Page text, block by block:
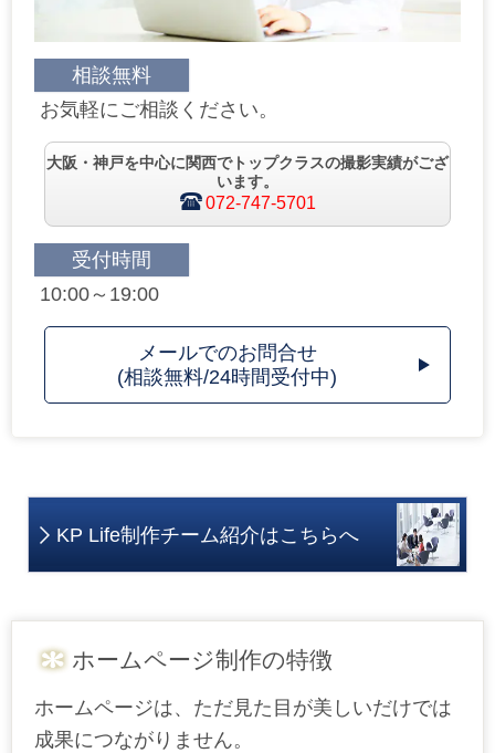
相談無料
お気軽にご相談ください。
大阪・神戸を中心に関西でトップクラスの撮影実績がござ
います。
072-747-5701
受付時間
10:00～19:00
メールでのお問合せ
(相談無料/24時間受付中)
KP Life制作チーム紹介はこちらへ
ホームページ制作の特徴
ホームページは、ただ見た目が美しいだけでは
成果につながりません。